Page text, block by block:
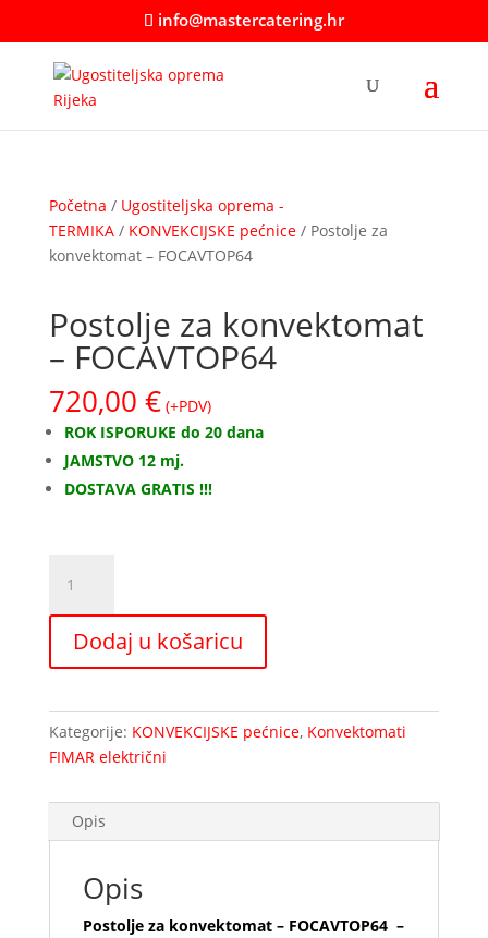
info@mastercatering.hr
Početna / Ugostiteljska oprema -
TERMIKA/ KONVEKCIJSKE pećnice/ Postolje za
konvektomat – FOCAVTOP64
Postolje za konvektomat
– FOCAVTOP64
720,00 € (+PDV)
ROK ISPORUKE do 20 dana
JAMSTVO 12 mj.
DOSTAVA GRATIS !!!
konvektomat
FOCAVTOP64
Dodaj u košaricu
Kategorije: KONVEKCIJSKE pećnice, Konvektomati
FIMAR električni
Opis
Opis
Postolje za konvektomat – FOCAVTOP64 –